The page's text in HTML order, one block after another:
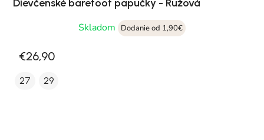
Dievčenské barefoot papučky - Ružová
Skladom
Dodanie od 1,90€
€26,90
27 29